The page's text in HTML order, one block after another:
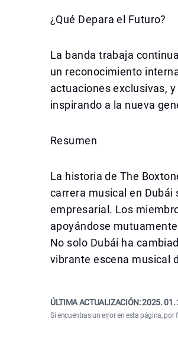
¿Qué Depara el Futuro?
La banda trabaja
un reconocimiento
actuaciones exclusivas,
inspirando a la nueva
Resumen
La historia de The
carrera musical en
empresarial. Los
apoyándose
No solo Dubái ha
vibrante escena musical
ÚLTIMA ACTUALIZACIÓN:2025. 01.
Si encuentras un error en esta página, por